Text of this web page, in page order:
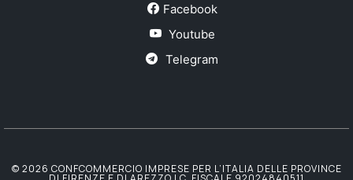
Facebook
Youtube
Telegram
© 2026 CONFCOMMERCIO IMPRESE PER L’ITALIA DELLE PROVINCE